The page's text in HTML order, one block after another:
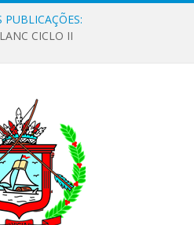
CICLO II